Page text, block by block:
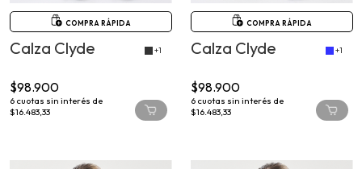
COMPRA RÁPIDA
Calza Clyde
6cuotas sin interés de
$16.483,33
COMPRA RÁPIDA
Calza Clyde
6cuotas sin interés de
$16.483,33